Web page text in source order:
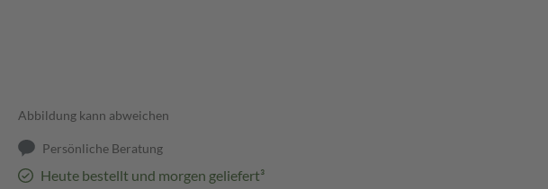
Abbildung kann abweichen
Persönliche Beratung
Heute bestellt und morgen geliefert³